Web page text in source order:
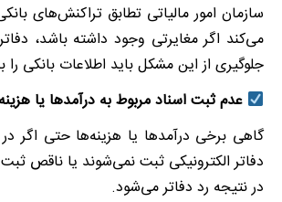
سازمان امور مالیاتی تطابق تراکنش‌های
می‌کند اگر مغایرتی وجود داشته باشد،
جلوگیری از این مشکل باید اطلاعات بانکی
عدم ثبت اسناد مربوط به درآمدها یا
گاهی برخی درآمدها یا هزینه‌ها حتی اگر
دفاتر الکترونیکی ثبت نمی‌شوند یا ناقص
در نتیجه رد دفاتر می‌شود.